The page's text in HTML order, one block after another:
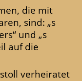
die mit
sind: „s
und „s
auf die
verheiratet